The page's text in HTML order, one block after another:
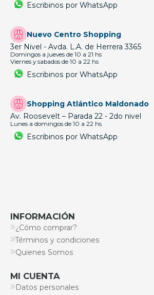
Escribinos por WhatsApp
Nuevo Centro Shopping
3er Nivel - Avda. L.A. de Herrera 3365
Domingos a jueves de 10 a 21 hs
Viernes y sabados de 10 a 22 hs
Escribinos por WhatsApp
Shopping Atlántico Maldonado
Av. Roosevelt – Parada 22 - 2do nivel
Lunes a domingos de 10 a 22 hs
Escribinos por WhatsApp
INFORMACIÓN
¿Cómo comprar?
Términos y condiciones
Quienes Somos
MI CUENTA
Datos personales